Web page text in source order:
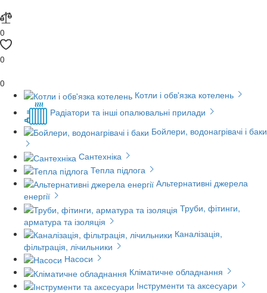
0
0
0
Котли і обв'язка котелень
Радіатори та інші опалювальні прилади
Бойлери, водонагрівачі і баки
Сантехніка
Тепла підлога
Альтернативні джерела
енергії
Труби, фітинги,
арматура та ізоляція
Каналізація,
фільтрація, лічильники
Насоси
Кліматичне обладнання
Інструменти та аксесуари